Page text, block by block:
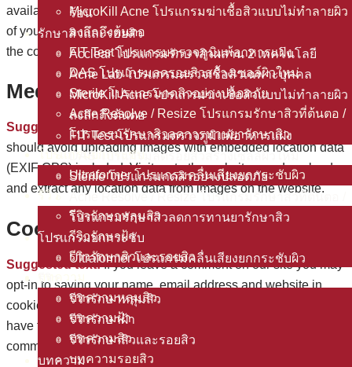
MicroKill Acne โปรแกรมฆ่าเชื้อสิวแบบไม่ทำลายผิว
ลงลึกถึงต้นตอ
FIT Test โปรแกรมตรวจภูมิแพ้อาหารแฝง
DAS โปรแกรมลดรอยสิวสร้างเซลล์ผิวใหม่
Sterile โปรแกรมกดสิวอย่างปลอดภัย
Acne Resolve / Resize โปรแกรมรักษาสิวที่ต้นตอ /
โปรแกรมรักษาสิวลดการทานยารักษาสิว
โปรแกรมยกกระชับ
Ultraformer โปรแกรมคลื่นเสียงยกกระชับผิว
รีวิว
รีวิวรักษาหลุมสิว
รีวิวรักษาฝ้า
รีวิวรักษาสิวและรอยสิว
บทความ
บทความหลุมสิว
บทความฝ้า
บทความสิว
บทความรอยสิว
ร้อน
รักษาสิวและรอยสิว
Acclear โปรแกรมรักษาสิวผสาน 2 เทคโนโลยี
Acne Lab โปรแกรมตรวจเชื้อสิวเฉพาะบุคคล
MicroKill Acne โปรแกรมฆ่าเชื้อสิวแบบไม่ทำลายผิว
ลงลึกถึงต้นตอ
FIT Test โปรแกรมตรวจภูมิแพ้อาหารแฝง
DAS โปรแกรมลดรอยสิวสร้างเซลล์ผิวใหม่
Sterile โปรแกรมกดสิวอย่างปลอดภัย
Acne Resolve / Resize โปรแกรมรักษาสิวที่ต้นตอ /
โปรแกรมรักษาสิวลดการทานยารักษาสิว
โปรแกรมยกกระชับ
Ultraformer โปรแกรมคลื่นเสียงยกกระชับผิว
รีวิว
รีวิวรักษาหลุมสิว
รีวิวรักษาฝ้า
รีวิวรักษาสิวและรอยสิว
บทความ
available here: https://automattic.com/privacy/. After approval
of your comment, your profile picture is visible to the public in
the context of your comment.
Media
Suggested text:
If you upload images to the website, you
should avoid uploading images with embedded location data
(EXIF GPS) included. Visitors to the website can download
and extract any location data from images on the website.
Cookies
Suggested text:If you leave a comment on our site you may
opt-in to saving your name, email address and website in
cookies. These are for your convenience so that you do not
have to fill in your details again when you leave another
comment. These cookies will last for one year.